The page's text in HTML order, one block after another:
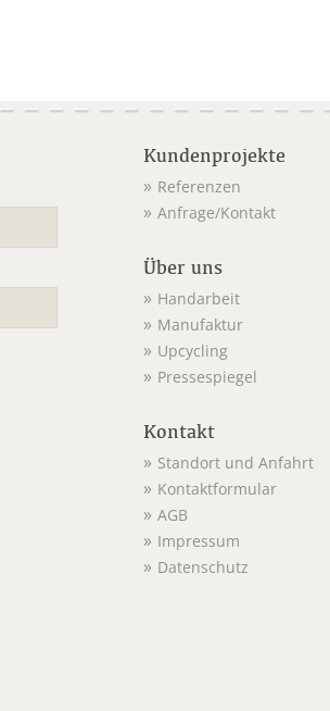
Kundenprojekte
Referenzen
Anfrage/Kontakt
Über uns
Handarbeit
Manufaktur
Upcycling
Pressespiegel
Kontakt
Standort und Anfahrt
Kontaktformular
AGB
Impressum
Datenschutz